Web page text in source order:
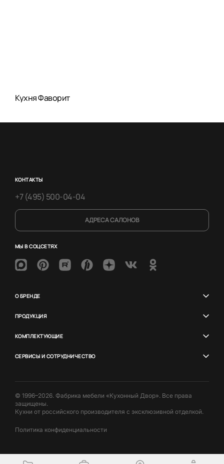
Кухня Фаворит
КОНТАКТЫ
+7 (495) 500-04-04
АДРЕСА САЛОНОВ
МЫ В СОЦСЕТЯХ
О БРЕНДЕ
ПРОДУКЦИЯ
КОМПЛЕКТУЮЩИЕ
СЕРВИСЫ И СОТРУДНИЧЕСТВО
© 1996–2026. Фабрика мебели «Кухонный Двор». Все права
защищены.
Кухни от российского производителя с эксклюзивной отделкой.
Политика конфиденциальности